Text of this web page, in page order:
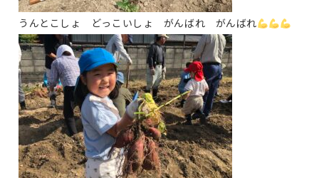
うんとこしょ どっこいしょ がんばれ がんばれ